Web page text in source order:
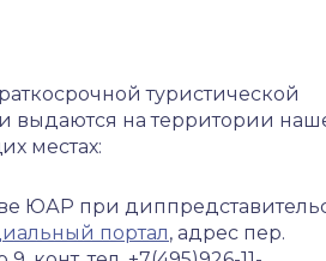
туристической
выдаются на территории
местах:
ЮАР при
портал, адрес пер.